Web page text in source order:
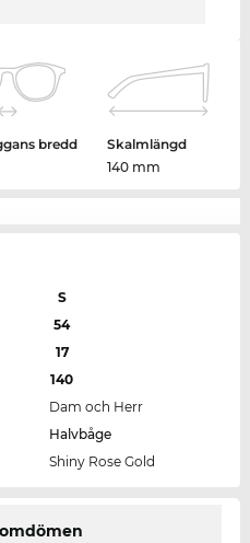
bredd
Skalmlängd
140 mm
S
54
17
140
Dam och Herr
Halvbåge
Shiny Rose Gold